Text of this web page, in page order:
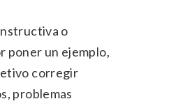
o
poner un ejemplo,
corregir
problemas